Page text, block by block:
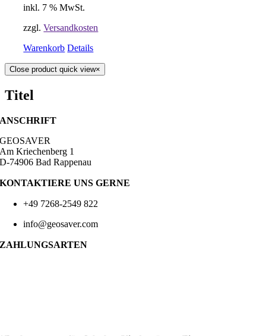
inkl. 7 % MwSt.
zzgl.Versandkosten
Warenkorb Details
Close product quick view×
Titel
ANSCHRIFT
GEOSAVER
Am Kriechenberg 1
D-74906 Bad Rappenau
KONTAKTIERE UNS GERNE
+49 7268-2549 822
info@geosaver.com
ZAHLUNGSARTEN